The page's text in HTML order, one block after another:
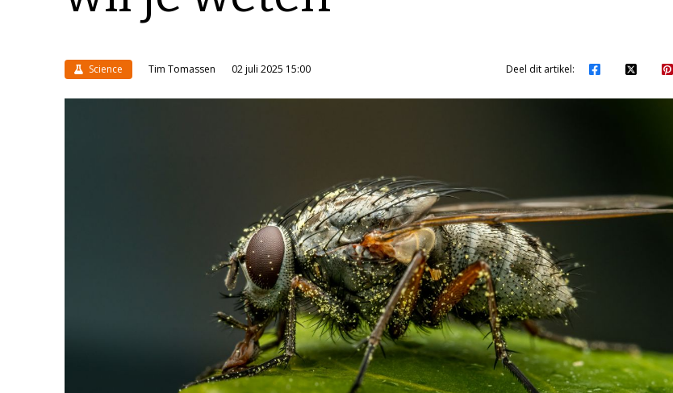
Science Tim Tomassen 02 juli 2025 15:00 Deel dit artikel: